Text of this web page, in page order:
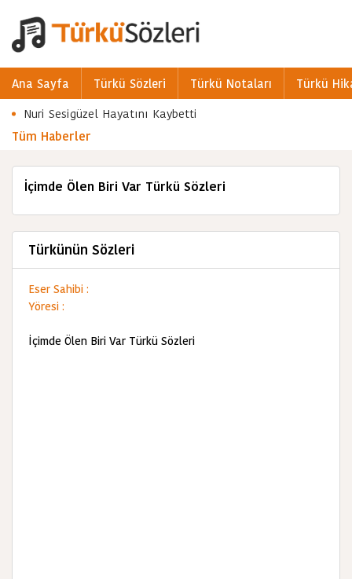
Ana Sayfa Türkü Sözleri Türkü Notaları
Türkü
Nuri Sesigüzel Hayatını Kaybetti
Tüm Haberler
İçimde Ölen Biri Var Türkü Sözleri
Türkünün Sözleri
Eser Sahibi :
Yöresi :
İçimde Ölen Biri Var Türkü Sözleri